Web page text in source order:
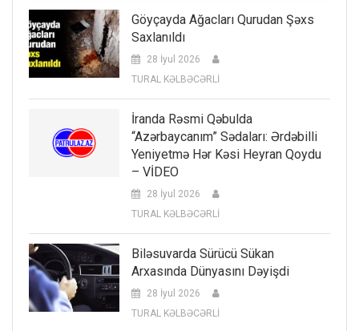
Göyçayda Ağacları Qurudan Şəxs
Saxlanıldı
28 İyul 2026
TURAL KƏLBƏCƏRLİ
İranda Rəsmi Qəbulda
“Azərbaycanım” Sədaları: Ərdəbilli
Yeniyetmə Hər Kəsi Heyran Qoydu
– VİDEO
28 İyul 2026
TURAL KƏLBƏCƏRLİ
Biləsuvarda Sürücü Sükan
Arxasında Dünyasını Dəyişdi
28 İyul 2026
TURAL KƏLBƏCƏRLİ